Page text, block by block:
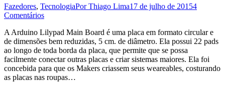
Fazedores, TecnologiaPorThiago Lima17 de julho de 20154
Comentários
A Arduino Lilypad Main Board é uma placa em formato circular e
de dimensões bem reduzidas, 5 cm. de diâmetro. Ela possui 22 pads
ao longo de toda borda da placa, que permite que se possa
facilmente conectar outras placas e criar sistemas maiores. Ela foi
concebida para que os Makers criassem seus weareables, costurando
as placas nas roupas…